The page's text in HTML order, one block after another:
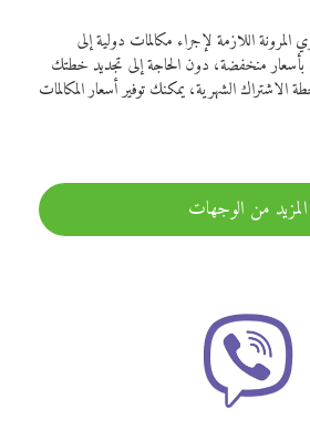
اللازمة لإجراء مكالمات دولية إلى
بأسعار منخفضة، دون الحاجة إلى تجديد خطتك
الشهرية، يمكنك توفير أسعار المكالمات
المزيد من الوجهات